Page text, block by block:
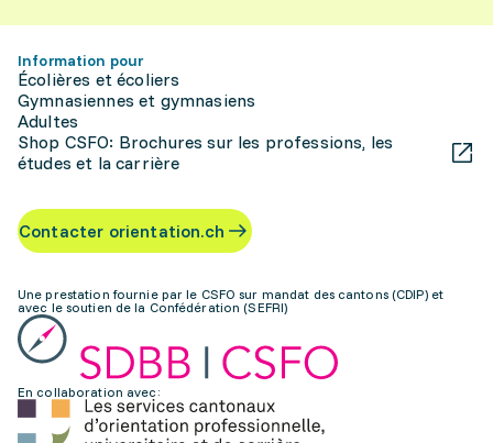
Information pour
Écolières et écoliers
Gymnasiennes et gymnasiens
Adultes
Shop CSFO: Brochures sur les professions, les
études et la carrière
Contacter orientation.ch
Une prestation fournie par le CSFO sur mandat des cantons (CDIP) et
avec le soutien de la Confédération (SEFRI)
En collaboration avec: